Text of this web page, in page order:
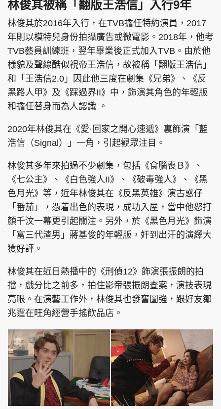
林俊其被稱「翻版王浩信」入行9年
林俊其於2016年入行，在TVB擔任特約演員，2017
年則以模特兒身份拍攝廣告或微電影。2018年，他考
TVB藝員訓練班，翌年畢業後正式加入TVB。由於他
樣貌及聲線酷似視帝王浩信，故被稱「翻版王浩信」
和「王浩信2.0」因此他三度在劇集《兄弟》、《反
黑路人甲》及《踩過界II》中，飾演其角色的年輕版
和擔任替身而為人認識 。
2020年林俊其在《愛·回家之開心速遞》裏飾演「藍
浩信（Signal）」一角，引起觀眾注目。
林俊其多年來拍過不少劇集，包括《食腦喪Ｂ》、
《七公主》、《白色強人II》、《破毒強人》、《黑
色月光》等，近年林俊其在《反黑英雄》演古惑仔
「番茄」，憑着出色的表現，成功入屋，當中他怒打
顏千汶一幕更引起關注。另外，於《黑色月光》飾演
「富三代渣男」蔣基俊的年輕版，奸到出汗的演繹大
獲好評。
林俊其在近日熱播中的《刑偵12》飾演張振朗的拍
擋，戲分比之前多，拍住影帝張振朗查案，演技表現
亮眼。在演藝工作外，林俊其也發奮圖強，跟好友鄒
兆霆在旺角經營手搖飲品店。